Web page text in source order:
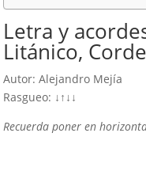
Letra y
Litánico,
Autor: Alejandro Mejía
Rasgueo: ↓↑↓↓
Recuerda poner en